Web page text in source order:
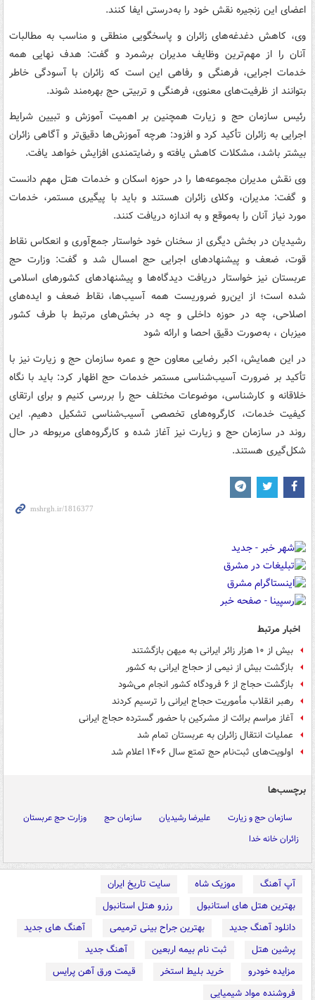
اعضای این زنجیره نقش خود را به‌درستی ایفا کنند.
وی، کاهش دغدغه‌های زائران و پاسخگویی منطقی و مناسب به مطالبات
آنان را از مهم‌ترین وظایف مدیران برشمرد و گفت: هدف نهایی همه
خدمات اجرایی، فرهنگی و رفاهی این است که زائران با آسودگی خاطر
بتوانند از ظرفیت‌های معنوی، فرهنگی و تربیتی حج بهره‌مند شوند.
رئیس سازمان حج و زیارت همچنین بر اهمیت آموزش و تبیین شرایط
اجرایی به زائران تأکید کرد و افزود: هرچه آموزش‌ها دقیق‌تر و آگاهی زائران
بیشتر باشد، مشکلات کاهش یافته و رضایتمندی افزایش خواهد یافت.
وی نقش مدیران مجموعه‌ها را در حوزه اسکان و خدمات هتل مهم دانست
و گفت: مدیران، وکلای زائران هستند و باید با پیگیری مستمر، خدمات
مورد نیاز آنان را به‌موقع و به اندازه دریافت کنند.
رشیدیان در بخش دیگری از سخنان خود خواستار جمع‌آوری و انعکاس نقاط
قوت، ضعف و پیشنهادهای اجرایی حج امسال شد و گفت: وزارت حج
عربستان نیز خواستار دریافت دیدگاه‌ها و پیشنهادهای کشورهای اسلامی
شده است؛ از این‌رو ضروریست همه آسیب‌ها، نقاط ضعف و ایده‌های
اصلاحی، چه در حوزه داخلی و چه در بخش‌های مرتبط با طرف کشور
میزبان ، به‌صورت دقیق احصا و ارائه شود
در این همایش، اکبر رضایی معاون حج و عمره سازمان حج و زیارت نیز با
تأکید بر ضرورت آسیب‌شناسی مستمر خدمات حج اظهار کرد: باید با نگاه
خلاقانه و کارشناسی، موضوعات مختلف حج را بررسی کنیم و برای ارتقای
کیفیت خدمات، کارگروه‌های تخصصی آسیب‌شناسی تشکیل دهیم. این
روند در سازمان حج و زیارت نیز آغاز شده و کارگروه‌های مربوطه در حال
شکل‌گیری هستند.
اخبار مرتبط
بیش از ۱۰ هزار زائر ایرانی به میهن بازگشتند
بازگشت بیش از نیمی از حجاج ایرانی به کشور
بازگشت حجاج از ۶ فرودگاه کشور انجام می‌شود
رهبر انقلاب مأموریت حجاج ایرانی را ترسیم کردند
آغاز مراسم برائت از مشرکین با حضور گسترده حجاج ایرانی
عملیات انتقال زائران به عربستان تمام شد
اولویت‌های ثبت‌نام حج تمتع سال ۱۴۰۶ اعلام شد
برچسب‌ها
سازمان حج و زیارت علیرضا رشیدیان سازمان حج
وزارت حج عربستان
زائران خانه خدا
آپ آهنگ موزیک شاه
سایت تاریخ ایران
بهترین هتل های استانبول
رزرو هتل استانبول
دانلود آهنگ جدید
بهترین جراح بینی ترمیمی
آهنگ های جدید
پرشین هتل
ثبت نام بیمه اربعین
آهنگ جدید
مزایده خودرو
خرید بلیط استخر
قیمت ورق آهن پرایس
فروشنده مواد شیمیایی